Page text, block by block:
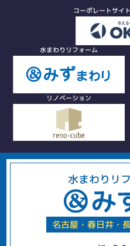
コーポレートサイ
水まわりリフォーム
リノベーション
水まわりリ
名古屋・春日井・